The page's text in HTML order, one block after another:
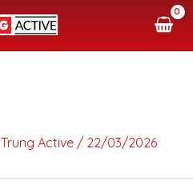
Trung Active / 22/03/2026